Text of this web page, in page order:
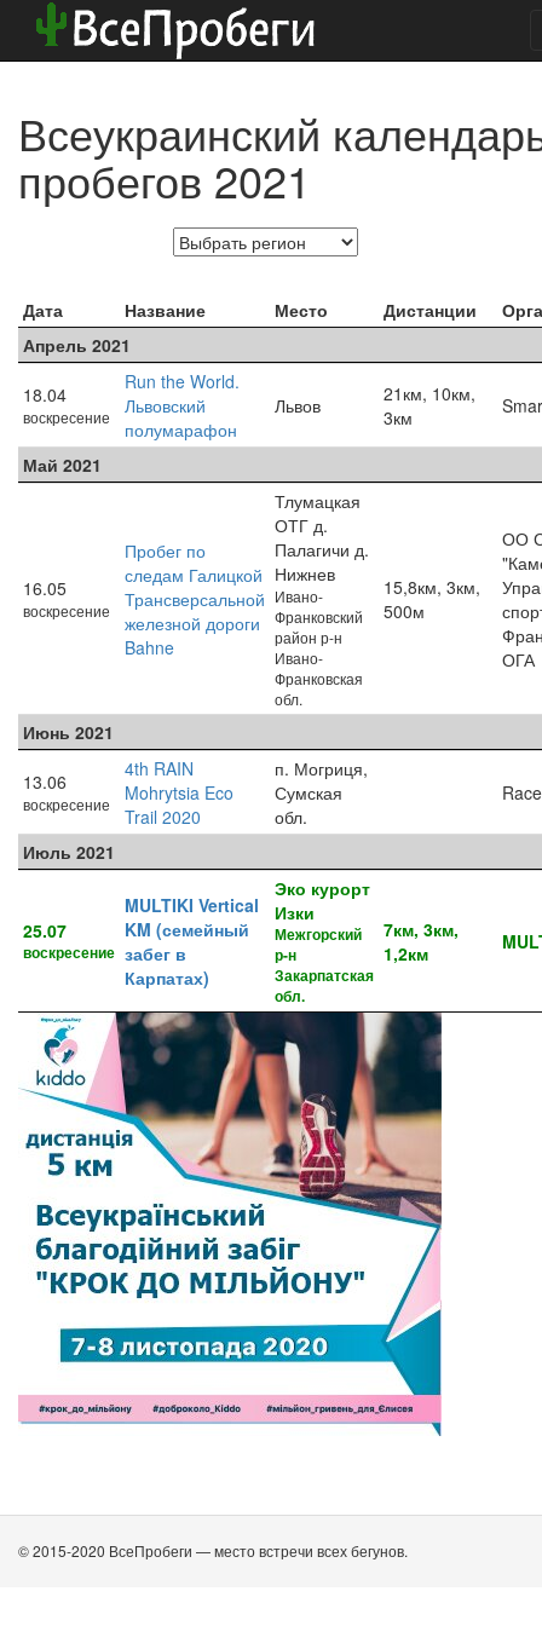
Всеукраинский
пробегов 2021
Дата Название Место Дистанции
Апрель 2021
18.04
воскресение
Run the World.
Львовский
полумарафон
Львов
21км, 10км,
3км
Май 2021
16.05
воскресение
Пробег по
следам Галицкой
Трансверсальной
железной дороги
Bahne
Тлумацкая
ОТГ д.
Палагичи д.
Нижнев
Ивано-
Франковский
район р-н
Ивано-
Франковская
обл.
15,8км, 3км,
500м
ОО
ОГА
Июнь 2021
13.06
воскресение
4th RAIN
Mohrytsia Eco
Trail 2020
п. Могриця,
Сумская
обл.
Июль 2021
25.07
воскресение
MULTIKI Vertical
KM (семейный
забег в
Карпатах)
Эко курорт
Изки
Межгорский
р-н
Закарпатская
обл.
7км, 3км,
1,2км
© 2015-2020 ВсеПробеги — место встречи всех бегунов.